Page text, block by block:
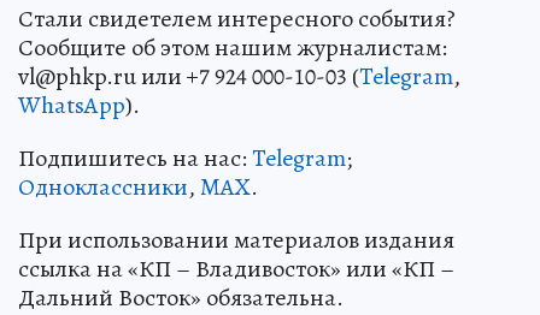
Стали свидетелем интересного события?
Сообщите об этом нашим журналистам:
vl@phkp.ru или +7 924 000-10-03 (Telegram,
WhatsApp).
Подпишитесь на нас:Telegram;
Одноклассники,MAX.
При использовании материалов издания
ссылка на «КП – Владивосток» или «КП –
Дальний Восток» обязательна.